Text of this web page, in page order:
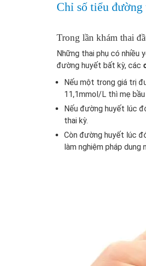
Chỉ số tiểu
Trong lần khám thai
Những thai phụ có nhiều
đường huyết bất kỳ, các
Nếu một trong giá trị
11,1mmol/L thì mẹ
Nếu đường huyết lúc
thai kỳ.
Còn đường huyết lúc
làm nghiệm pháp